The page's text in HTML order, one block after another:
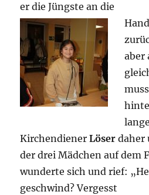
er die Jüngste an die
aber
KirchendienerLöser daher
der drei Mädchen auf dem
wunderte sich und rief:
geschwind?Vergesst